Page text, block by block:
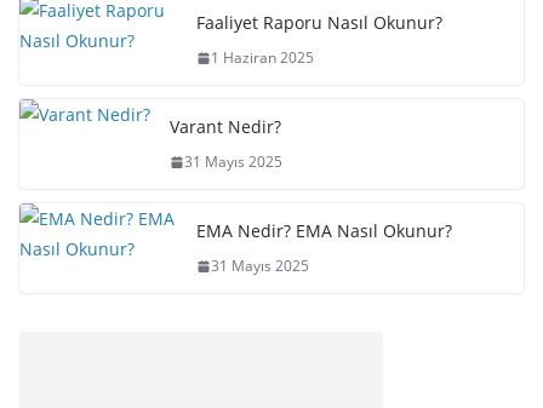
Faaliyet Raporu Nasıl Okunur?
1 Haziran 2025
Varant Nedir?
31 Mayıs 2025
EMA Nedir? EMA Nasıl Okunur?
31 Mayıs 2025